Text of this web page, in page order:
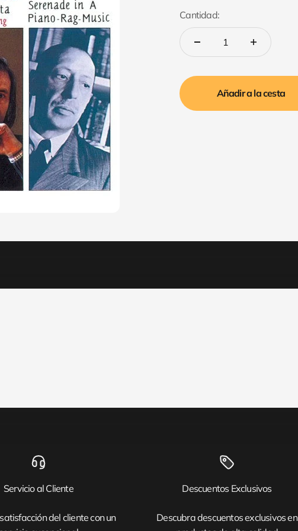
Cantidad:
Añadir a la cesta
Servicio al Cliente
del cliente con un
Descuentos Exclusivos
Descubra descuentos exclusivos en